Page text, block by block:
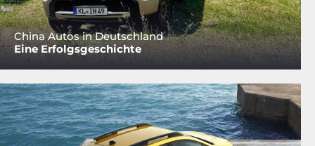
China Autos in Deutschland
Eine Erfolgsgeschichte